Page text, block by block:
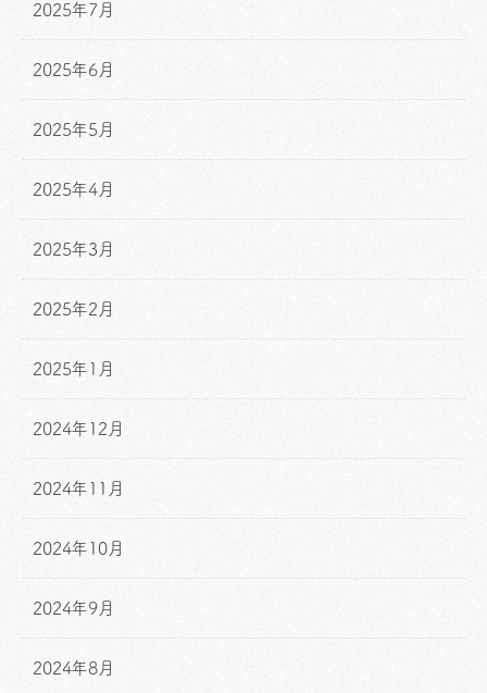
2025年7月
2025年6月
2025年5月
2025年4月
2025年3月
2025年2月
2025年1月
2024年12月
2024年11月
2024年10月
2024年9月
2024年8月